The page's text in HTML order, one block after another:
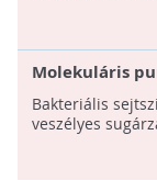
Molekuláris
Bakteriális
veszélyes